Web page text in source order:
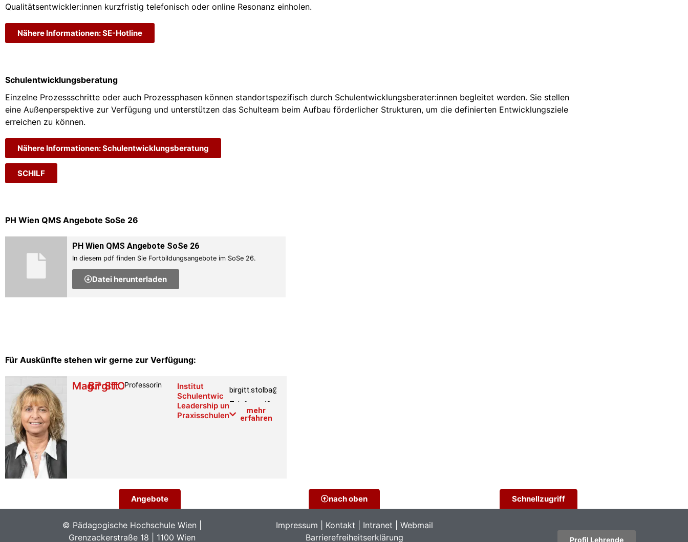
Qualitätsentwickler:innen kurzfristig telefonisch oder online Resonanz einholen.
Nähere Informationen: SE-Hotline
Schulentwicklungsberatung
Einzelne Prozessschritte oder auch Prozessphasen können standortspezifisch durch Schulentwicklungsberater:innen begleitet werden. Sie stellen
eine Außenperspektive zur Verfügung und unterstützen das Schulteam beim Aufbau förderlicher Strukturen, um die definierten Entwicklungsziele
erreichen zu können.
Nähere Informationen: Schulentwicklungsberatung
SCHILF
PH Wien QMS Angebote SoSe 26
PH Wien QMS Angebote SoSe 26
In diesem pdf finden Sie Fortbildungsangebote im SoSe 26.
Datei herunterladen
Für Auskünfte stehen wir gerne zur Verfügung:
Mag.a
BirgittSTOLBA
Professorin
Institut
Schulentwicklung,
Leadership und
Praxisschulen
birgitt.stolba@phwien.ac.at
Telefon:
+43
1 601 18-
mehr
erfahren
Angebote nach oben Schnellzugriff
© Pädagogische Hochschule Wien |
Grenzackerstraße 18 | 1100 Wien
Impressum Kontakt Intranet |Webmail
Barrierefreiheitserklärung
Profil Lehrende